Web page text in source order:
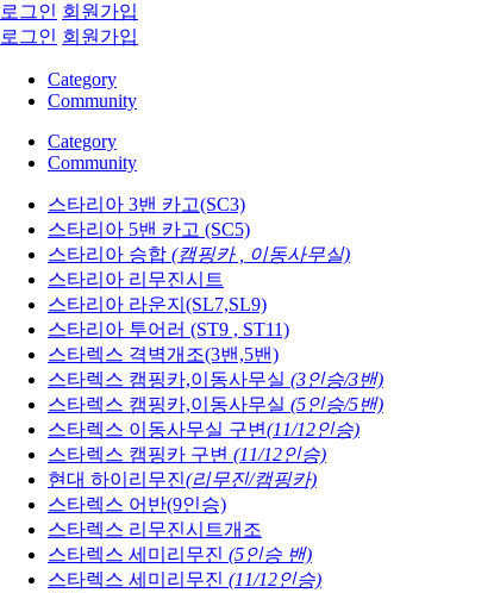
로그인 회원가입
로그인 회원가입
Category
Community
Category
Community
스타리아 3밴 카고(SC3)
스타리아 5밴 카고 (SC5)
스타리아 승합 (캠핑카 , 이동사무실)
스타리아 리무진시트
스타리아 라운지(SL7,SL9)
스타리아 투어러 (ST9 , ST11)
스타렉스 격벽개조(3밴,5밴)
스타렉스 캠핑카,이동사무실 (3인승/3밴)
스타렉스 캠핑카,이동사무실 (5인승/5밴)
스타렉스 이동사무실 구변(11/12인승)
스타렉스 캠핑카 구변 (11/12인승)
현대 하이리무진(리무진/캠핑카)
스타렉스 어반(9인승)
스타렉스 리무진시트개조
스타렉스 세미리무진 (5인승 밴)
스타렉스 세미리무진 (11/12인승)